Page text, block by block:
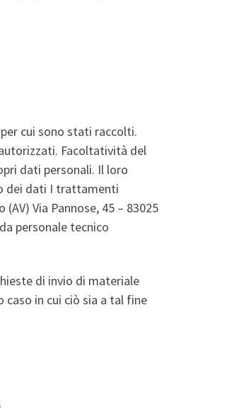
cui sono stati raccolti.
Facoltatività del
dati personali. Il loro
dei dati I trattamenti
Via Pannose, 45 – 83025
personale tecnico
di invio di materiale
in cui ciò sia a tal fine